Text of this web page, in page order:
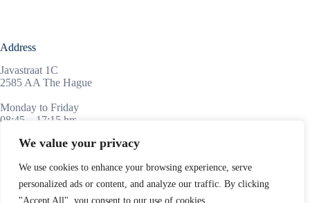
We value your privacy
We use cookies to enhance your browsing experience, serve
personalized ads or content, and analyze our traffic. By clicking
"Accept All", you consent to our use of cookies.
Address
Javastraat 1C
2585 AA The Hague
Monday to Friday
08:45 – 17:15 hrs
Information
ScheerSanders is a medium-sized law firm, located in the